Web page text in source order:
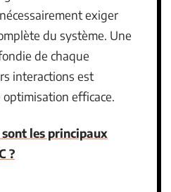
exiger
du système. Une
de chaque
interactions est
efficace.
sont les principaux
?